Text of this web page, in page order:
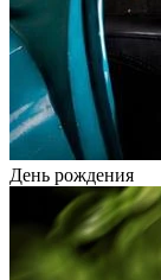
День рождения